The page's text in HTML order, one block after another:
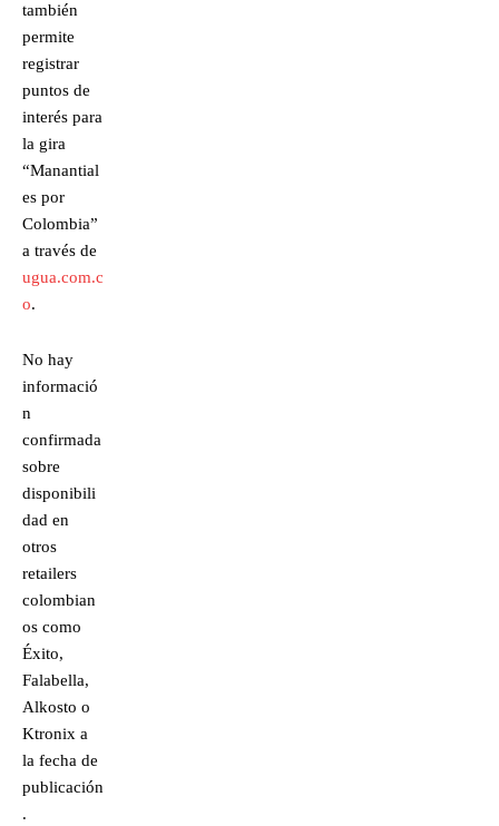
también
permite
registrar
puntos de
interés para
la gira
“Manantial
es por
Colombia”
a través de
ugua.com.c
o.
No hay
informació
n
confirmada
sobre
disponibili
dad en
otros
retailers
colombian
os como
Éxito,
Falabella,
Alkosto o
Ktronix a
la fecha de
publicación
.